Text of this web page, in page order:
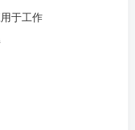
于工作